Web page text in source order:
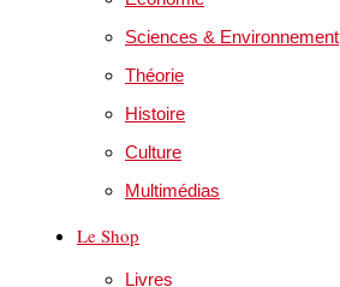
Sciences & Environnement
Théorie
Histoire
Culture
Multimédias
Le Shop
Livres